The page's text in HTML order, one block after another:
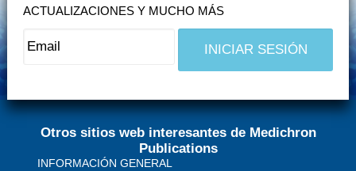
ACTUALIZACIONES Y MUCHO MÁS
Otros sitios web interesantes de Medichron
Publications
INFORMACIÓN GENERAL